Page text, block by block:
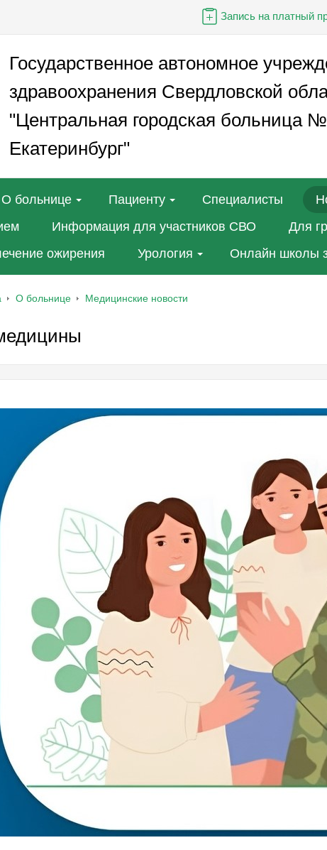
Запись на платный
Государственное автономное
здравоохранения Свердловской
"Центральная городская больница
Екатеринбург"
О больнице Пациенту Специалисты
Информация для участников СВО
Для
ожирения
Урология Онлайн школы
О больнице Медицинские новости